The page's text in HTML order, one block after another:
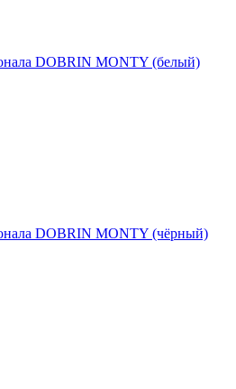
DOBRIN MONTY (белый)
DOBRIN MONTY (чёрный)